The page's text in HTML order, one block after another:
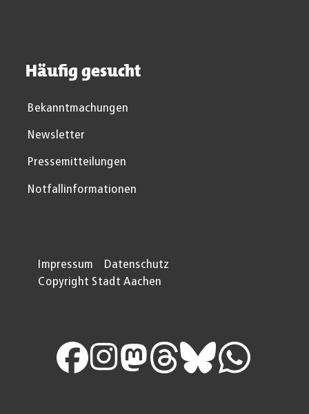
Häufig gesucht
Bekanntmachungen
Newsletter
Pressemitteilungen
Notfallinformationen
Impressum
Datenschutz
Copyright Stadt Aachen